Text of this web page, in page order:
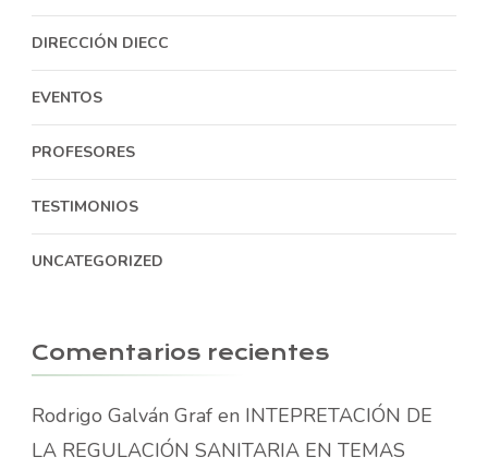
DIRECCIÓN DIECC
EVENTOS
PROFESORES
TESTIMONIOS
UNCATEGORIZED
Comentarios recientes
Rodrigo Galván Graf en INTEPRETACIÓN DE
LA REGULACIÓN SANITARIA EN TEMAS